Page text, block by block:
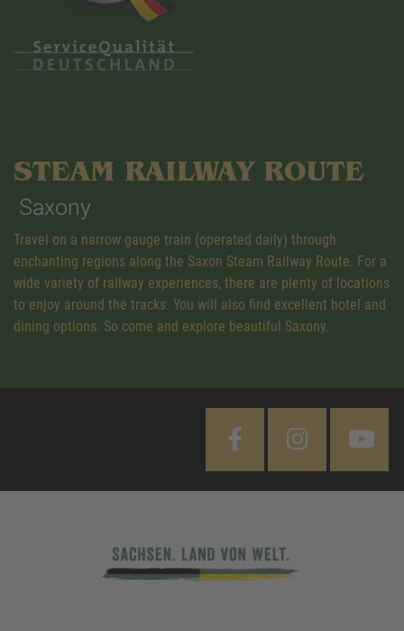
STEAM RAILWAY ROUTE
Saxony
Travel on a narrow gauge train (operated daily) through
enchanting regions along the Saxon Steam Railway Route. For a
wide variety of railway experiences, there are plenty of locations
to enjoy around the tracks. You will also find excellent hotel and
dining options. So come and explore beautiful Saxony.